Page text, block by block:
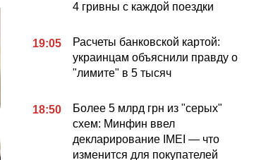
4 гривны с каждой поездки
19:05
Расчеты банковской картой:
украинцам объяснили правду о
"лимите" в 5 тысяч
18:50
Более 5 млрд грн из "серых"
схем: Минфин ввел
декларирование IMEI — что
изменится для покупателей